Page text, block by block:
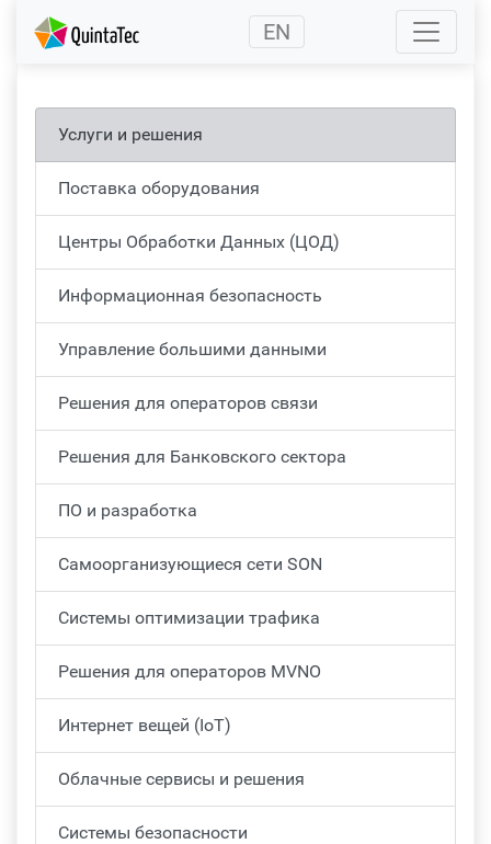
(current) EN
Услуги и решения
Поставка оборудования
Центры Обработки Данных (ЦОД)
Информационная безопасность
Управление большими данными
Решения для операторов связи
Решения для Банковского сектора
ПО и разработка
Самоорганизующиеся сети SON
Системы оптимизации трафика
Решения для операторов MVNO
Интернет вещей (IoT)
Облачные сервисы и решения
Системы безопасности